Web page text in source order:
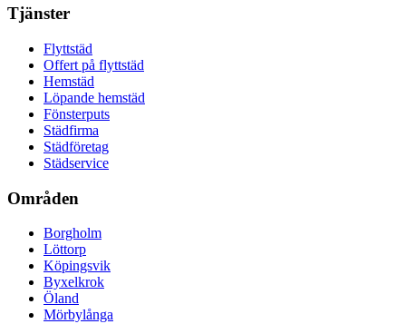
Tjänster
Flyttstäd
Offert på flyttstäd
Hemstäd
Löpande hemstäd
Fönsterputs
Städfirma
Städföretag
Städservice
Områden
Borgholm
Löttorp
Köpingsvik
Byxelkrok
Öland
Mörbylånga